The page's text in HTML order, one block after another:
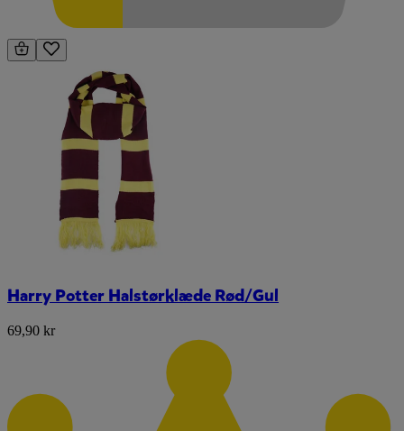
Harry Potter Halstørklæde Rød/Gul
69,90 kr